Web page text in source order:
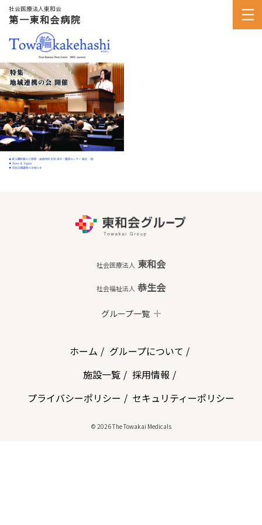
社会医療法人東和会
第一東和会病院
社会医療法人 東和会
社会福祉法人 恭生会
グループ一覧
ホーム
グループについて
施設一覧
採用情報
プライバシーポリシー
セキュリティーポリシー
© 2026 The Towakai Medicals